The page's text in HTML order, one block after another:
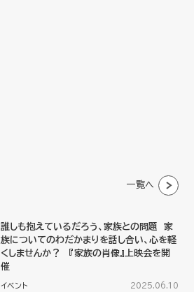
一覧へ
誰しも抱えているだろう、家族との問題 家
族についてのわだかまりを話し合い、心を軽
くしませんか？ 『家族の肖像』上映会を開
催
イベント 2025.06.10